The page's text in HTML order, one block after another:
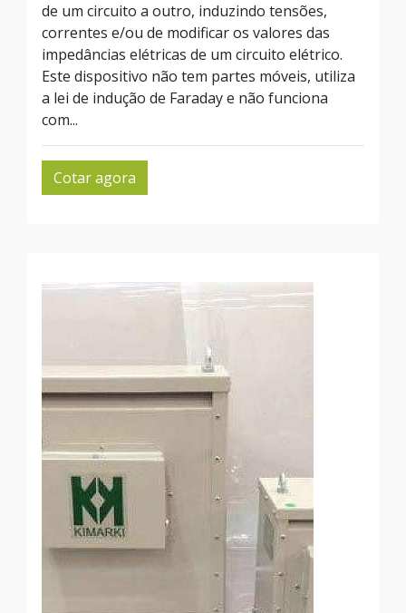
de um circuito a outro, induzindo tensões,
correntes e/ou de modificar os valores das
impedâncias elétricas de um circuito elétrico.
Este dispositivo não tem partes móveis, utiliza
a lei de indução de Faraday e não funciona
com...
Cotar agora